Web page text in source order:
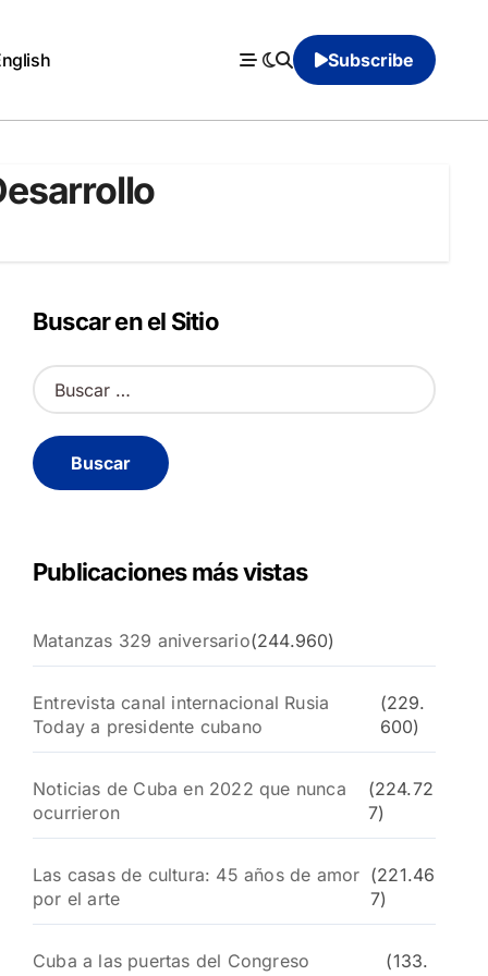
Subscribe
Buscar en el Sitio
B
u
c
a
Publicaciones más vistas
Matanzas 329 aniversario(244.960)
Entrevista canal internacional Rusia
Today a presidente cubano
(229.
600)
Noticias de Cuba en 2022 que nunca
ocurrieron
(224.72
7)
Las casas de cultura: 45 años de amor
por el arte
(221.46
7)
Cuba a las puertas del Congreso
(133.